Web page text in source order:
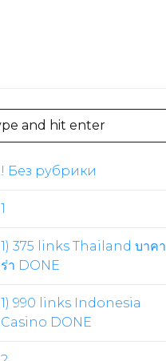
! Без рубрики
1
1) 375 links Thailand บาคา
ร่า DONE
1) 990 links Indonesia
Casino DONE